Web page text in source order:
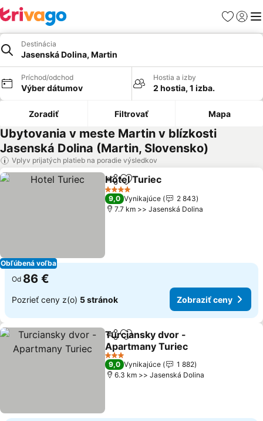
Obľúbené
Destinácia
Jasenská Dolina, Martin
Príchod/odchod
Výber dátumov
Hostia a izby
2 hostia, 1 izba.
Zoradiť Filtrovať Mapa
Ubytovania v meste Martin v blízkosti
Jasenská Dolina (Martin, Slovensko)
Vplyv prijatých platieb na poradie výsledkov
Obľúbená voľba
ZdieľaťPridať do obľúbených
Hotel Turiec
4 Počet hviezdičiek
9,0 Vynikajúce
2 843
7.7 km >> Jasenská Dolina
Od 86 €
Pozrieť ceny z(o) 5 stránok Zobraziť ceny
ZdieľaťPridať do obľúbených
Turciansky dvor -
Apartmany Turiec
3 Počet hviezdičiek
9,0 Vynikajúce
1 882
6.3 km >> Jasenská Dolina